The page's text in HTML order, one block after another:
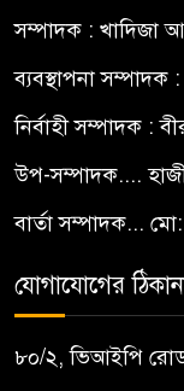
সম্পাদক : খাদিজা
ব্যবস্থাপনা
নির্বাহী সম্পাদক :
উপ-সম্পাদক....
বার্তা সম্পাদক...
যোগাযোগের
৮০/২, ভিআইপি